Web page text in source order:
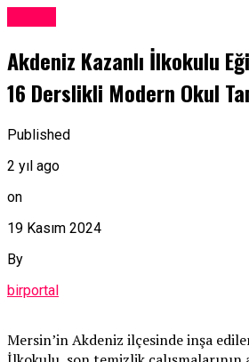
Akdeniz Kazanlı İlkokulu
16 Derslikli Modern Okul
Published
2 yıl ago
on
19 Kasım 2024
By
birportal
Mersin’in Akdeniz ilçesinde inşa